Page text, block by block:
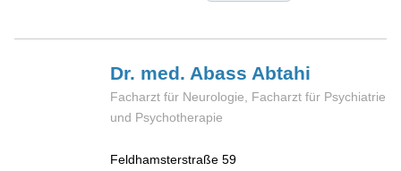
Dr. med. Abass Abtahi
Facharzt für Neurologie, Facharzt für Psychiatrie
und Psychotherapie
Feldhamsterstraße 59